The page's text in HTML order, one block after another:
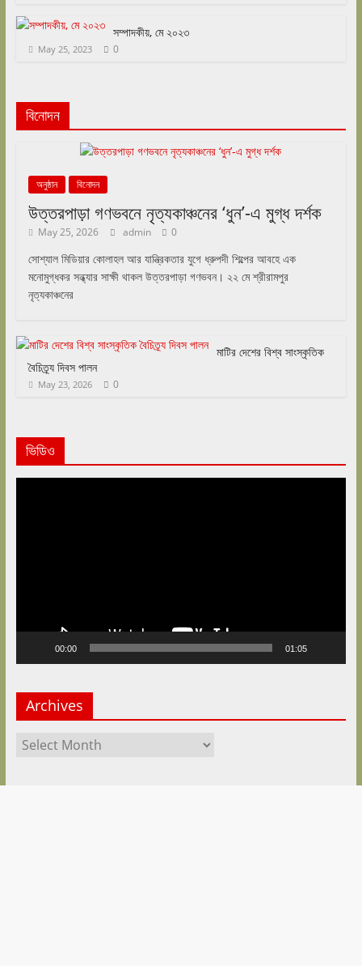
সম্পাদকীয়, মে ২০২৩
May 25, 2023 0
বিনোদন
অনুষ্ঠান বিনোদন
উত্তরপাড়া গণভবনে নৃত্যকাঞ্চনের ‘ধুন’-এ মুগ্ধ দর্শক
May 25, 2026 admin 0
সোশ্যাল মিডিয়ার কোলাহল আর যান্ত্রিকতার যুগে ধ্রুপদী শিল্পের আবহে এক
মনোমুগ্ধকর সন্ধ্যার সাক্ষী থাকল উত্তরপাড়া গণভবন। ২২ মে শ্রীরামপুর
নৃত্যকাঞ্চনের
মাটির দেশের বিশ্ব সাংস্কৃতিক
বৈচিত্র্য দিবস পালন
May 23, 2026 0
ভিডিও
00:00 01:05
Archives
Archives